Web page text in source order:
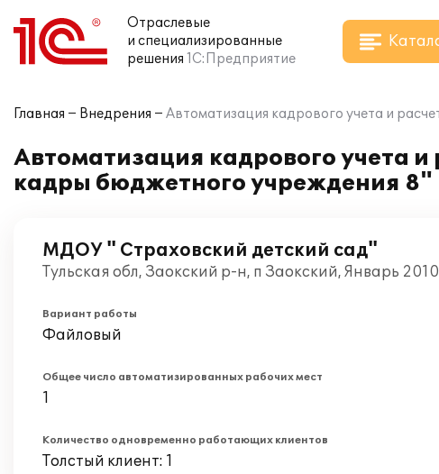
Отраслевые
и специализированные
решения 1С:Предприятие
Главная Внедрения Автоматизация кадрового учета и
Автоматизация кадрового учета
кадры бюджетного учреждения 8"
МДОУ " Страховский детский сад"
Тульская обл, Заокский р-н, п Заокский, Январь 2010
Вариант работы
Файловый
Общее число автоматизированных рабочих мест
1
Количество одновременно работающих клиентов
Толстый клиент: 1